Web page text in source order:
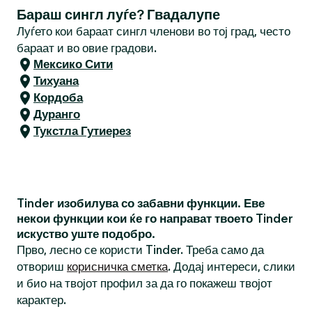
Бараш сингл луѓе? Гвадалупе
Луѓето кои бараат сингл членови во тој град, често
бараат и во овие градови.
Мексико Сити
Тихуана
Кордоба
Дуранго
Тукстла Гутиерез
Tinder изобилува со забавни функции. Еве
некои функции кои ќе го направат твоето Tinder
искуство уште подобро.
Прво, лесно се користи Tinder. Треба само да
отвориш корисничка сметка. Додај интереси, слики
и био на твојот профил за да го покажеш твојот
карактер.